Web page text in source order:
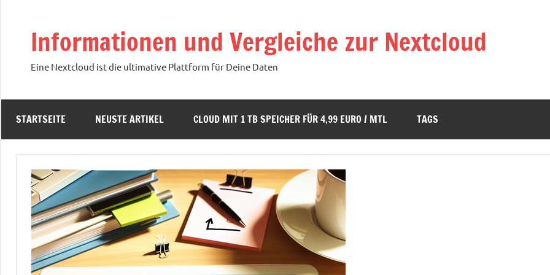
Informationen und Vergleiche zur Nextcloud
Eine Nextcloud ist die ultimative Plattform für Deine Daten
STARTSEITE NEUSTE ARTIKEL CLOUD MIT 1 TB SPEICHER FÜR 4,99 EURO / MTL TAGS